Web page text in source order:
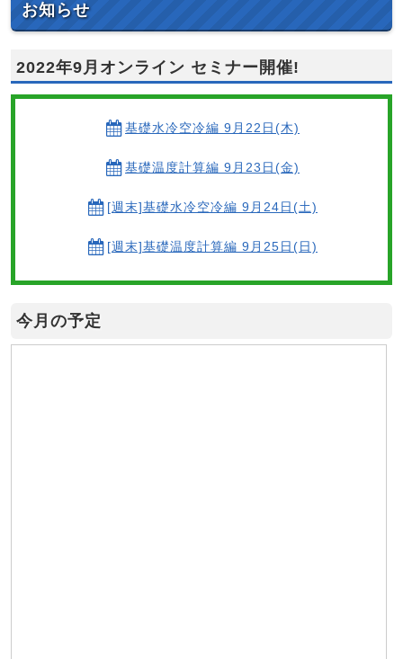
お知らせ
2022年9月オンライン セミナー開催!
基礎水冷空冷編 9月22日(木)
基礎温度計算編 9月23日(金)
[週末]基礎水冷空冷編 9月24日(土)
[週末]基礎温度計算編 9月25日(日)
今月の予定